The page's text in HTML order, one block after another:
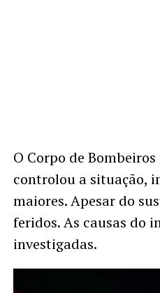
O Corpo de
controlou a situação,
maiores. Apesar do
feridos. As causas do
investigadas.